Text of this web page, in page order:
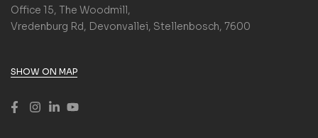
Office 15, The Woodmill,
Vredenburg Rd, Devonvallei, Stellenbosch, 7600
SHOW ON MAP